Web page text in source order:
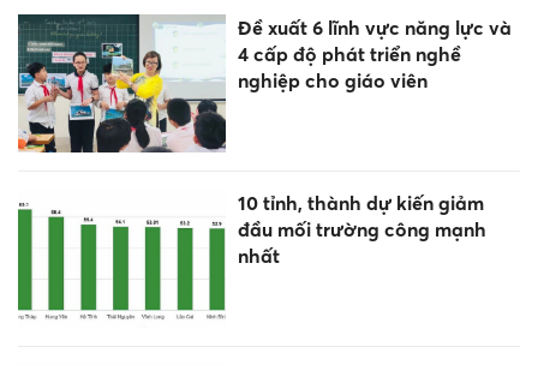
Đề xuất 6 lĩnh vực năng lực và
4 cấp độ phát triển nghề
nghiệp cho giáo viên
10 tỉnh, thành dự kiến giảm
đầu mối trường công mạnh
nhất